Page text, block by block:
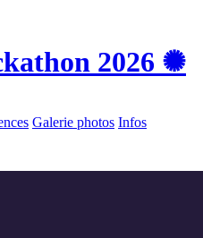
2026 ✺
Galerie photos Infos